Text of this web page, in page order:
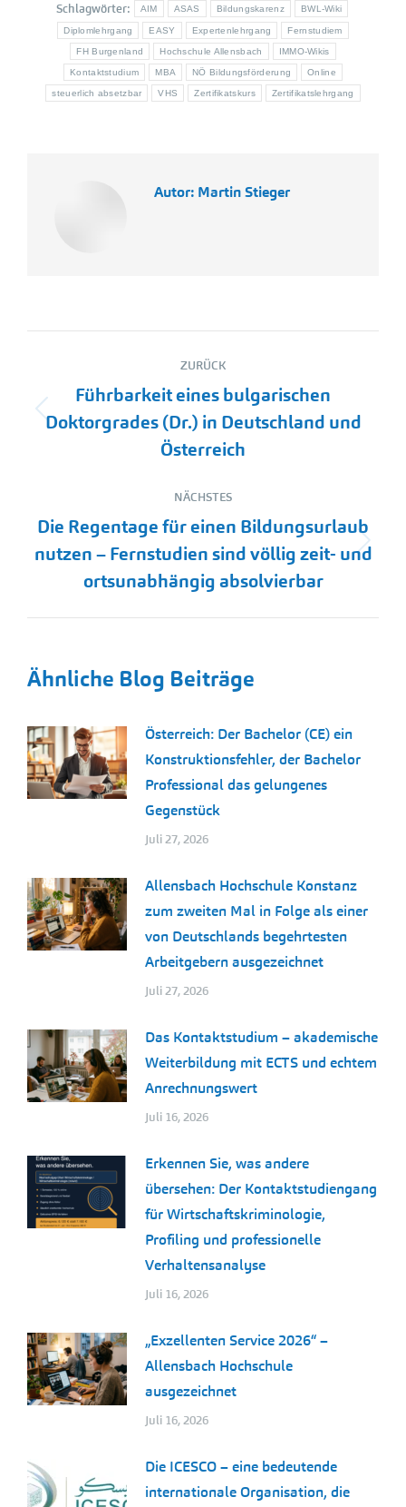
Schlagwörter: AIM ASAS Bildungskarenz BWL-Wiki
Diplomlehrgang EASY Expertenlehrgang Fernstudiem
FH Burgenland Hochschule Allensbach IMMO-Wikis
Kontaktstudium MBA NÖ Bildungsförderung Online
steuerlich absetzbar VHS Zertifikatskurs Zertifikatslehrgang
Autor: Martin Stieger
Kommentarnavigation
ZURÜCK
Vorheriger
Beitrag:
Führbarkeit eines bulgarischen
Doktorgrades (Dr.) in Deutschland und
Österreich
NÄCHSTES
Nächster
Beitrag:
Die Regentage für einen Bildungsurlaub
nutzen – Fernstudien sind völlig zeit- und
ortsunabhängig absolvierbar
Ähnliche Blog Beiträge
Österreich: Der Bachelor (CE) ein
Konstruktionsfehler, der Bachelor
Professional das gelungenes
Gegenstück
Juli 27, 2026
Allensbach Hochschule Konstanz
zum zweiten Mal in Folge als einer
von Deutschlands begehrtesten
Arbeitgebern ausgezeichnet
Juli 27, 2026
Das Kontaktstudium – akademische
Weiterbildung mit ECTS und echtem
Anrechnungswert
Juli 16, 2026
Erkennen Sie, was andere
übersehen: Der Kontaktstudiengang
für Wirtschaftskriminologie,
Profiling und professionelle
Verhaltensanalyse
Juli 16, 2026
„Exzellenten Service 2026“ –
Allensbach Hochschule
ausgezeichnet
Juli 16, 2026
Die ICESCO – eine bedeutende
internationale Organisation, die